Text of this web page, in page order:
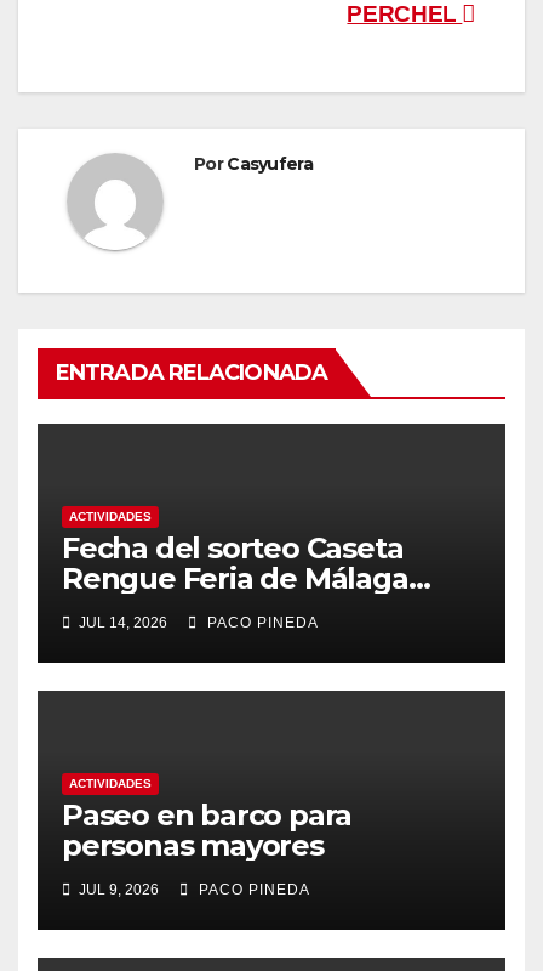
PERCHEL
PorCasyufera
ENTRADA RELACIONADA
ACTIVIDADES
Fecha del sorteo Caseta
Rengue Feria de Málaga
2026
JUL 14, 2026 PACO PINEDA
ACTIVIDADES
Paseo en barco para
personas mayores
JUL 9, 2026 PACO PINEDA